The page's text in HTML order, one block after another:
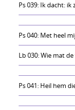
Ps 039: Ik dacht: ik
Ps 040: Met heel
Lb 030: Wie mat
Ps 041: Heil hem